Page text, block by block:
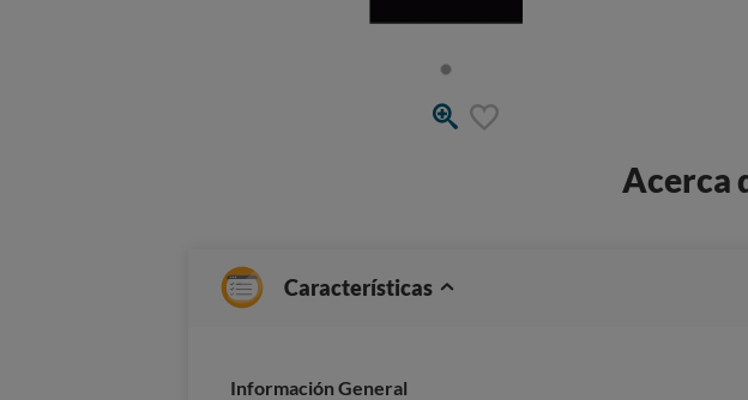
Acerca
Características
Información General